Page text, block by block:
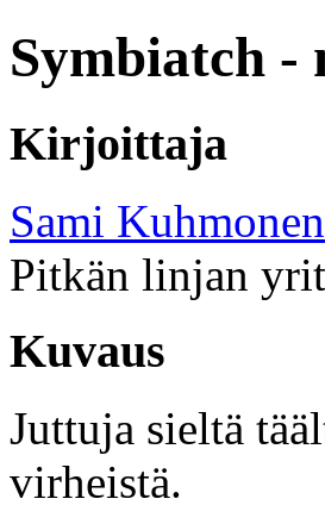
Symbiatch
Kirjoittaja
Sami Kuhmonen
Pitkän linjan
Kuvaus
Juttuja sieltä
virheistä.